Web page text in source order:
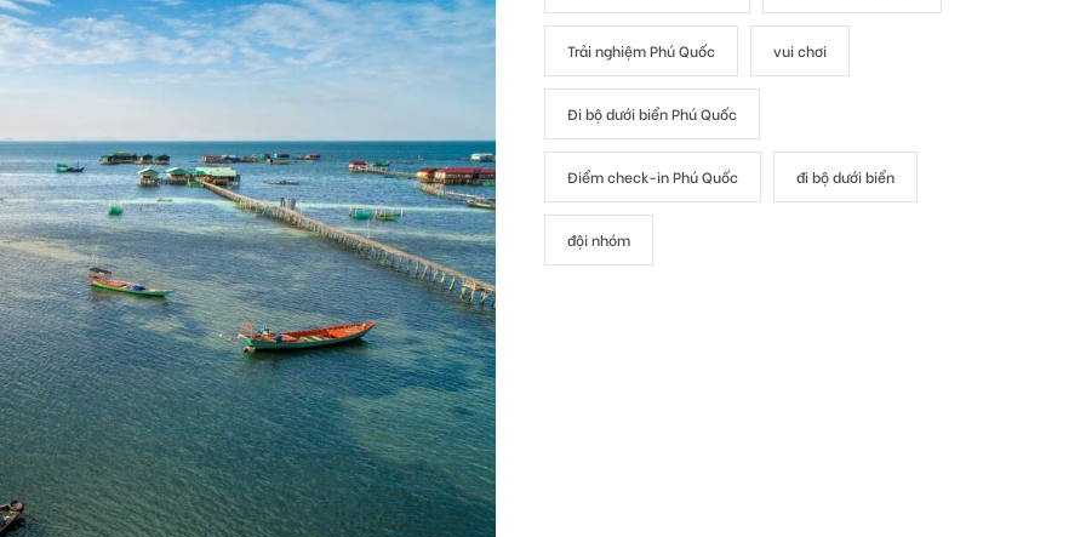
Trải nghiệm Phú Quốc vui chơi
Đi bộ dưới biển Phú Quốc
Điểm check-in Phú Quốc đi bộ dưới biển
đội nhóm